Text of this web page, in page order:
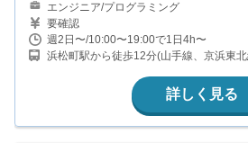
エンジニア/プログラミング
要確認
週2日〜/10:00〜19:00で1日4h〜
浜松町駅から徒歩12分(山手線、京浜東
詳しく見る